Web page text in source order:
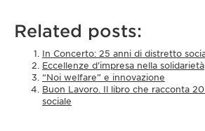
Related posts:
In Concerto: 25 anni di distretto
Eccellenze d’impresa nella solidarietà
“Noi welfare” e innovazione
Buon Lavoro. Il libro che racconta
sociale